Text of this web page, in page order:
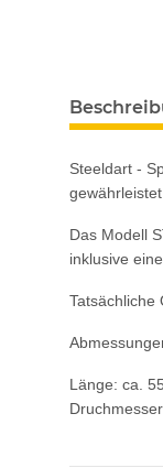
Steeldart -
Das Modell
inklusive
Tatsächliche
Länge: ca.